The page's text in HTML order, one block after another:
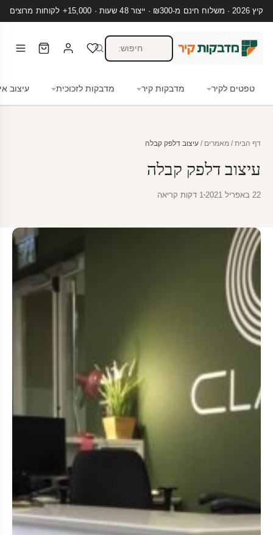
קיץ 2026 · משלוח חינם מ-₪300 · ייצור 48 שעות · 15,000+ לקוחות מרוצים
טפטים לקיר מדבקות קיר מדבקות לזכוכית עיצוב
דף הבית / מאמרים / עיצוב דלפק קבלה
עיצוב דלפק קבלה
22 באפריל 2021 1 דקות קריאה